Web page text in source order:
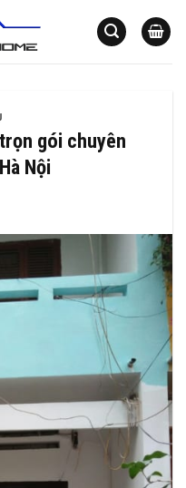
gói chuyên
Nội